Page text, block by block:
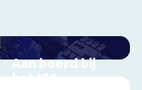
Aan boord bij
het ISS